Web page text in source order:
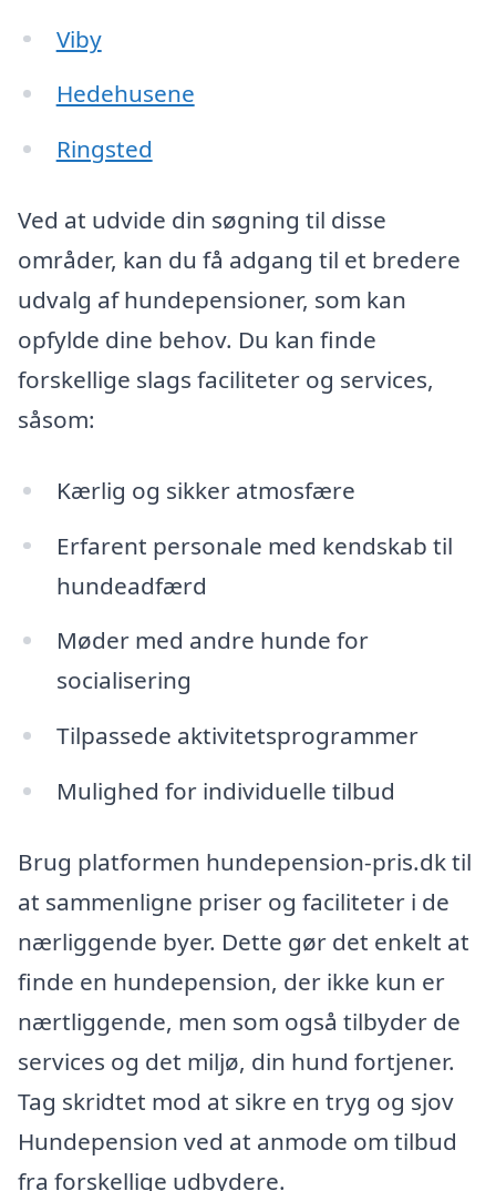
Viby
Hedehusene
Ringsted
Ved at udvide din søgning til disse
områder, kan du få adgang til et bredere
udvalg af hundepensioner, som kan
opfylde dine behov. Du kan finde
forskellige slags faciliteter og services,
såsom:
Kærlig og sikker atmosfære
Erfarent personale med kendskab til
hundeadfærd
Møder med andre hunde for
socialisering
Tilpassede aktivitetsprogrammer
Mulighed for individuelle tilbud
Brug platformen hundepension-pris.dk til
at sammenligne priser og faciliteter i de
nærliggende byer. Dette gør det enkelt at
finde en hundepension, der ikke kun er
nærtliggende, men som også tilbyder de
services og det miljø, din hund fortjener.
Tag skridtet mod at sikre en tryg og sjov
Hundepension ved at anmode om tilbud
fra forskellige udbydere.